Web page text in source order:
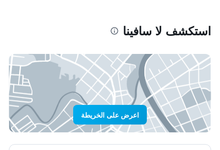
استكشف لا سافينا
اعرض على الخريطة